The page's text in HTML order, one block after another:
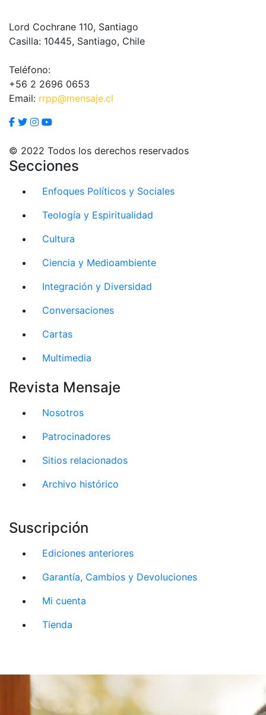
Lord Cochrane 110, Santiago
Casilla: 10445, Santiago, Chile
Teléfono:
+56 2 2696 0653
Email: rrpp@mensaje.cl
© 2022 Todos los derechos reservados
Secciones
Enfoques Políticos y Sociales
Teología y Espiritualidad
Cultura
Ciencia y Medioambiente
Integración y Diversidad
Conversaciones
Cartas
Multimedia
Revista Mensaje
Nosotros
Patrocinadores
Sitios relacionados
Archivo histórico
Suscripción
Ediciones anteriores
Garantía, Cambios y Devoluciones
Mi cuenta
Tienda